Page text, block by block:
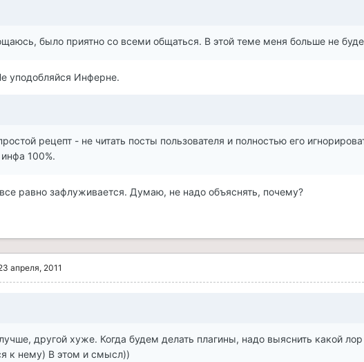
было приятно со всеми общаться. В этой теме меня больше не
уподобляйся Инферне.
рецепт - не читать посты пользователя и полностью его
100%.
равно зафлуживается. Думаю, не надо объяснять, почему?
апреля, 2011
другой хуже. Когда будем делать плагины, надо выяснить какой
к нему) В этом и смысл))